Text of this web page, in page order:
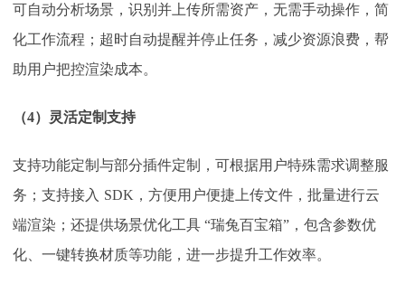
可自动分析场景，识别并上传所需资产，无需手动操作，简
化工作流程；超时自动提醒并停止任务，减少资源浪费，帮
助用户把控渲染成本。
（4） 灵活定制支持
支持功能定制与部分插件定制，可根据用户特殊需求调整服
务；支持接入 SDK，方便用户便捷上传文件，批量进行云
端渲染；还提供场景优化工具 “瑞兔百宝箱”，包含参数优
化、一键转换材质等功能，进一步提升工作效率。